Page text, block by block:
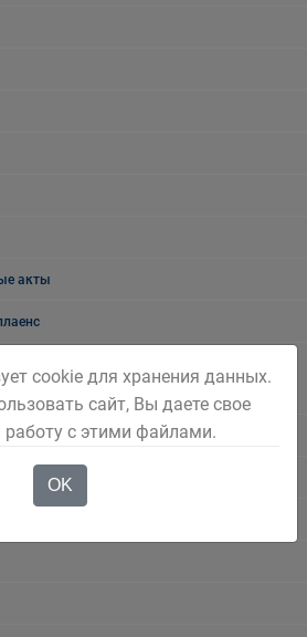
акты
cookie для хранения данных.
сайт, Вы даете свое
работу с этими файлами.
OK